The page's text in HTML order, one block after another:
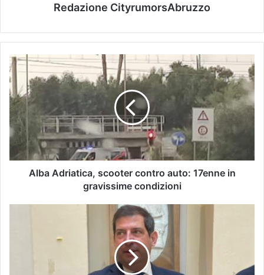
Redazione CityrumorsAbruzzo
Alba Adriatica, scooter contro auto: 17enne in
gravissime condizioni